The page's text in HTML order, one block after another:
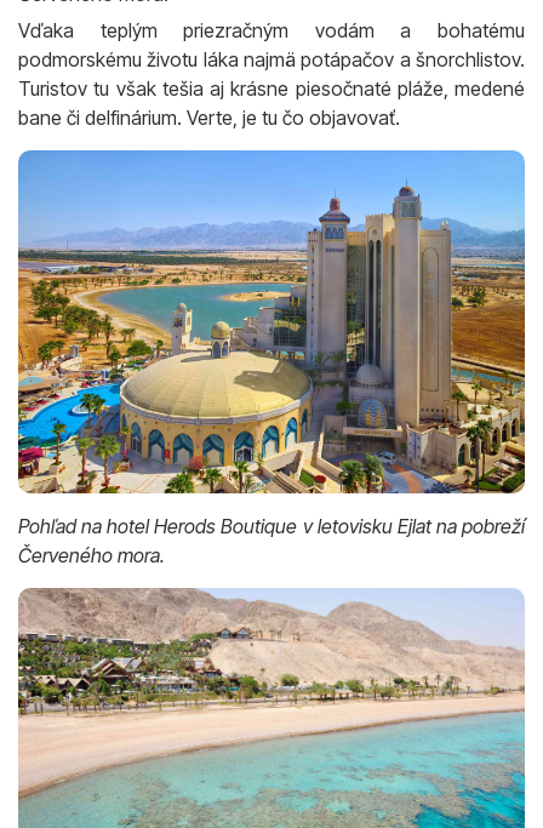
Vďaka teplým priezračným vodám a bohatému
podmorskému životu láka najmä potápačov a šnorchlistov.
Turistov tu však tešia aj krásne piesočnaté pláže, medené
bane či delfinárium. Verte, je tu čo objavovať.
Pohľad na hotel Herods Boutique v letovisku Ejlat na pobreží
Červeného mora.